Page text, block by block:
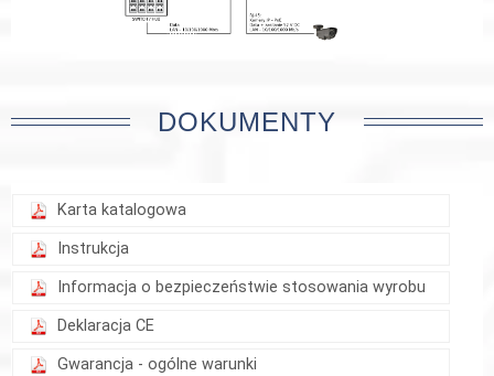
DOKUMENTY
Karta katalogowa
Instrukcja
Informacja o bezpieczeństwie stosowania wyrobu
Deklaracja CE
Gwarancja - ogólne warunki